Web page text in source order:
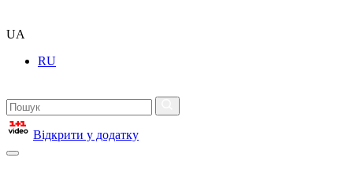
UA
RU
Відкрити у додатку